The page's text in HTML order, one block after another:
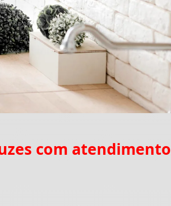
com atendimento